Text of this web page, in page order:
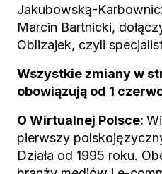
Jakubowską-
Marcin Bartnicki,
Oblizajek, czyli
Wszystkie zmiany w
obowiązują od 1
O Wirtualnej Polsce:
pierwszy
Działa od 1995 roku.